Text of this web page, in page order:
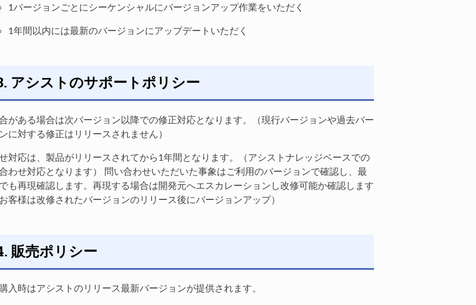
1バージョンごとにシーケンシャルにバージョンアップ作業をいただく
1年間以内には最新のバージョンにアップデートいただく
アシストのサポートポリシー
がある場合は次バージョン以降での修正対応となります。（現行バージョンや過去バー
に対する修正はリリースされません）
対応は、製品がリリースされてから1年間となります。（アシストナレッジベースでの
わせ対応となります） 問い合わせいただいた事象はご利用のバージョンで確認し、最
も再現確認します。再現する場合は開発元へエスカレーションし改修可能か確認します
お客様は改修されたバージョンのリリース後にバージョンアップ）
販売ポリシー
入時はアシストのリリース最新バージョンが提供されます。